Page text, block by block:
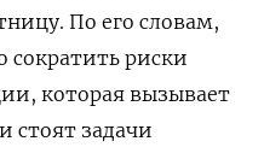
По его словам,
сократить риски
которая вызывает
задачи